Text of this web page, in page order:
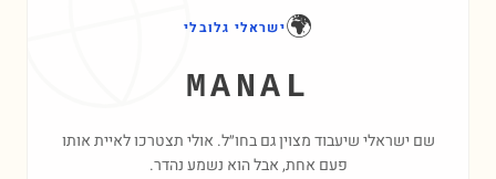
🌍ישראלי גלובלי
MANAL
שם ישראלי שיעבוד מצוין גם בחו״ל. אולי תצטרכו לאיית אותו
פעם אחת, אבל הוא נשמע נהדר.